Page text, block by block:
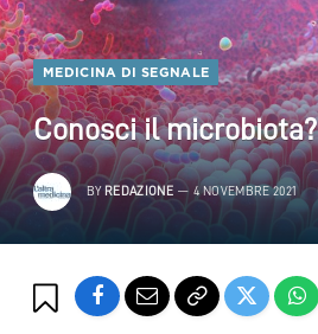
MEDICINA DI SEGNALE
Conosci il microbiota?
BY REDAZIONE 4 NOVEMBRE 2021